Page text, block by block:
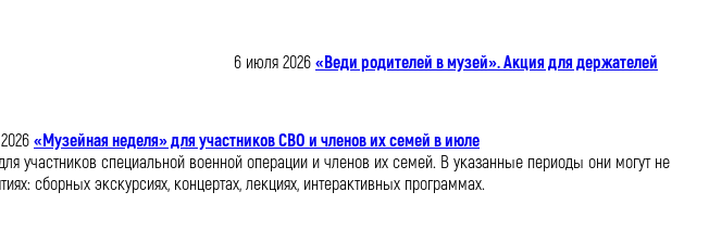
6 июля 2026 «Веди родителей в музей». Акция для держателей
«Музейная неделя» для участников СВО и членов их семей в июле
участников специальной военной операции и членов их семей. В указанные периоды они могут не
сборных экскурсиях, концертах, лекциях, интерактивных программах.